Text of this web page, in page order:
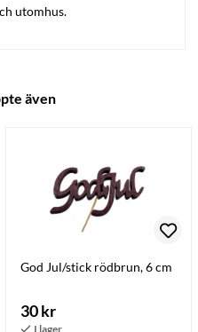
utomhus.
även
God Jul/stick rödbrun, 6 cm
30 kr